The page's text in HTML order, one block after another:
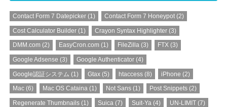
Contact Form 7 Datepicker(1) Contact Form 7 Honeypot(2)
Cost Calculator Builder(1) Crayon Syntax Highlighter(3)
DMM.com (2) EasyCron.com (1) FileZilla (3) FTX (3)
Google Adsense (3) Google Authenticator(4)
Google認証システム (1) Gtax(5) htaccess (8) iPhone (2)
Mac(6) Mac OS Cataina(1) Not Sans (1) Post Snippets (2)
Regenerate Thumbnails(1) Suica (7) Suit-Ya (4) UN-LIMIT (7)